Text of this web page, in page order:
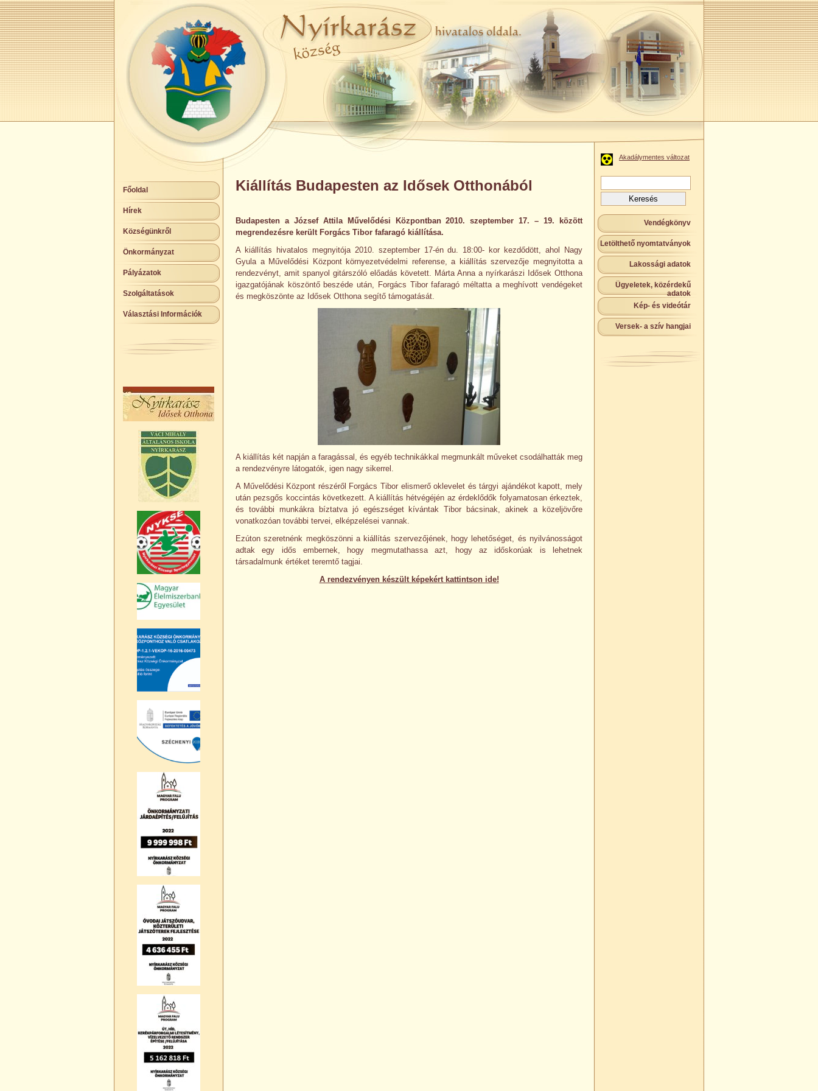
Főoldal
Hírek
Községünkről
Önkormányzat
Pályázatok
Szolgáltatások
Választási Információk
Kiállítás Budapesten az Idősek Otthonából
Budapesten a József Attila Művelődési Központban 2010. szeptember 17. – 19. között
megrendezésre került Forgács Tibor fafaragó kiállítása.
A kiállítás hivatalos megnyitója 2010. szeptember 17-én du. 18:00- kor kezdődött, ahol Nagy
Gyula a Művelődési Központ környezetvédelmi referense, a kiállítás szervezője megnyitotta a
rendezvényt, amit spanyol gitárszóló előadás követett. Márta Anna a nyírkarászi Idősek Otthona
igazgatójának köszöntő beszéde után, Forgács Tibor fafaragó méltatta a meghívott vendégeket
és megköszönte az Idősek Otthona segítő támogatását.
A kiállítás két napján a faragással, és egyéb technikákkal megmunkált műveket csodálhatták meg
a rendezvényre látogatók, igen nagy sikerrel.
A Művelődési Központ részéről Forgács Tibor elismerő oklevelet és tárgyi ajándékot kapott, mely
után pezsgős koccintás következett. A kiállítás hétvégéjén az érdeklődők folyamatosan érkeztek,
és további munkákra bíztatva jó egészséget kívántak Tibor bácsinak, akinek a közeljövőre
vonatkozóan további tervei, elképzelései vannak.
Ezúton szeretnénk megköszönni a kiállítás szervezőjének, hogy lehetőséget, és nyilvánosságot
adtak egy idős embernek, hogy megmutathassa azt, hogy az időskorúak is lehetnek
társadalmunk értéket teremtő tagjai.
A rendezvényen készült képekért kattintson ide!
Akadálymentes változat
Vendégkönyv
Letölthető nyomtatványok
Lakossági adatok
Ügyeletek, közérdekű
adatok
Kép- és videótár
Versek- a szív hangjai